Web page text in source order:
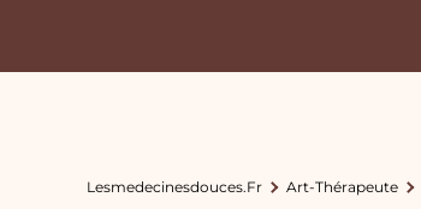
Lesmedecinesdouces.fr Art-Thérapeute